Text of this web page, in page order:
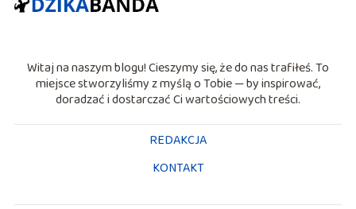
Witaj na naszym blogu! Cieszymy się, że do nas trafiłeś. To
miejsce stworzyliśmy z myślą o Tobie — by inspirować,
doradzać i dostarczać Ci wartościowych treści.
REDAKCJA
KONTAKT